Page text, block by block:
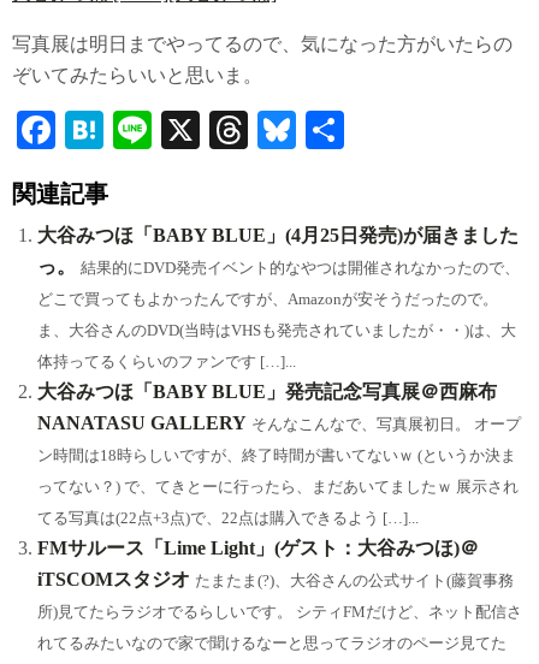
写真展は明日までやってるので、気になった方がいたらの
ぞいてみたらいいと思いま。
Fa
bo
ok
H
en
a
Li
X
T
ds
Bl
y
関連記事
大谷みつほ「BABY BLUE」(4月25日発売)が届きました
っ。
結果的にDVD発売イベント的なやつは開催されなかったので、
どこで買ってもよかったんですが、Amazonが安そうだったので。
ま、大谷さんのDVD(当時はVHSも発売されていましたが・・)は、大
体持ってるくらいのファンです […]...
大谷みつほ「BABY BLUE」発売記念写真展＠西麻布
NANATASU GALLERY そんなこんなで、写真展初日。 オープ
ン時間は18時らしいですが、終了時間が書いてないｗ (というか決ま
ってない？) で、てきとーに行ったら、まだあいてましたｗ 展示され
てる写真は(22点+3点)で、22点は購入できるよう […]...
FMサルース「Lime Light」(ゲスト：大谷みつほ)＠
iTSCOMスタジオ たまたま(?)、大谷さんの公式サイト(藤賀事務
所)見てたらラジオでるらしいです。 シティFMだけど、ネット配信さ
れてるみたいなので家で聞けるなーと思ってラジオのページ見てた